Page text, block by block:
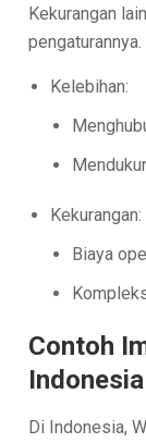
Kekurangan
pengaturannya.
Kelebihan:
Kekurangan:
Biaya
Contoh
Indonesia
Di Indonesia,